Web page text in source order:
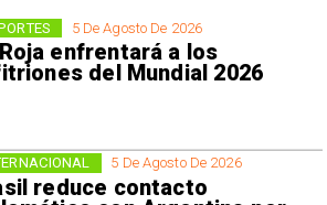
5 De Agosto De 2026
enfrentará a los
del Mundial 2026
5 De Agosto De 2026
reduce contacto